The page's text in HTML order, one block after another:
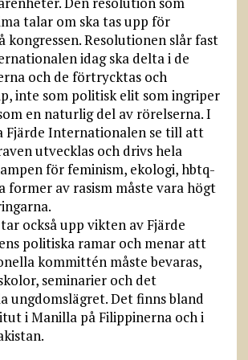
talar om ska tas upp för
kongressen. Resolutionen slår fast
idag ska delta i de
och de förtrycktas och
inte som politisk elit som ingriper
en naturlig del av rörelserna. I
Fjärde Internationalen se till att
utvecklas och drivs hela
för feminism, ekologi, hbtq-
former av rasism måste vara högt
också upp vikten av Fjärde
politiska ramar och menar att
kommittén måste bevaras,
seminarier och det
ungdomslägret. Det finns bland
i Manilla på Filippinerna och i